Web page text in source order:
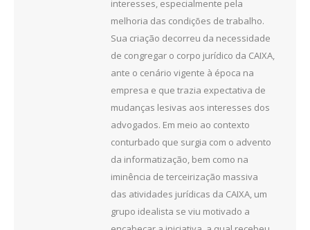
interesses, especialmente pela
melhoria das condições de trabalho.
Sua criação decorreu da necessidade
de congregar o corpo jurídico da CAIXA,
ante o cenário vigente à época na
empresa e que trazia expectativa de
mudanças lesivas aos interesses dos
advogados. Em meio ao contexto
conturbado que surgia com o advento
da informatização, bem como na
iminência de terceirização massiva
das atividades jurídicas da CAIXA, um
grupo idealista se viu motivado a